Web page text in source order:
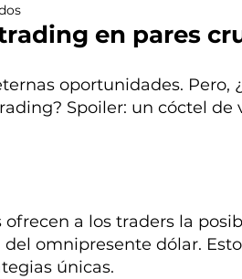
en pares
oportunidades. Pero,
Spoiler: un cóctel de
ofrecen a los traders la
omnipresente dólar.
únicas.